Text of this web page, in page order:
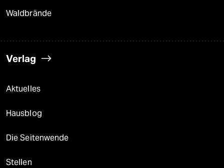
Waldbrände
Verlag
Aktuelles
Hausblog
Die Seitenwende
Stellen